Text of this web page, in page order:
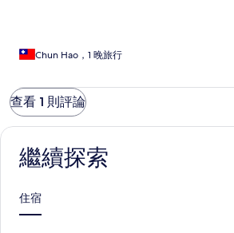
Chun Hao，1 晚旅行
查看 1 則評論
繼續探索
住宿